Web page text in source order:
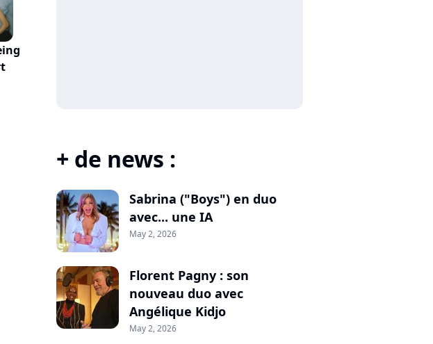
+ de news :
Sabrina ("Boys") en duo
avec... une IA
May 2, 2026
Florent Pagny : son
nouveau duo avec
Angélique Kidjo
May 2, 2026